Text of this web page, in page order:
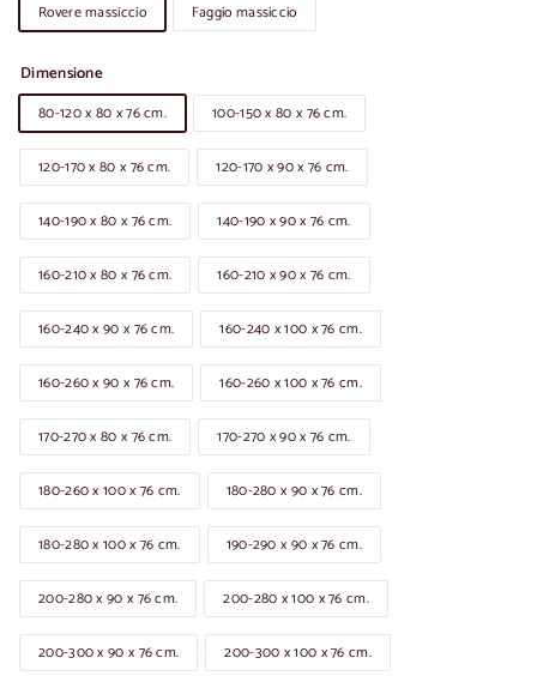
Rovere massiccio Faggio massiccio
Dimensione
80-120 x 80 x 76 cm. 100-150 x 80 x 76 cm.
120-170 x 80 x 76 cm. 120-170 x 90 x 76 cm.
140-190 x 80 x 76 cm. 140-190 x 90 x 76 cm.
160-210 x 80 x 76 cm. 160-210 x 90 x 76 cm.
160-240 x 90 x 76 cm. 160-240 x 100 x 76 cm.
160-260 x 90 x 76 cm. 160-260 x 100 x 76 cm.
170-270 x 80 x 76 cm. 170-270 x 90 x 76 cm.
180-260 x 100 x 76 cm. 180-280 x 90 x 76 cm.
180-280 x 100 x 76 cm. 190-290 x 90 x 76 cm.
200-280 x 90 x 76 cm. 200-280 x 100 x 76 cm.
200-300 x 90 x 76 cm. 200-300 x 100 x 76 cm.